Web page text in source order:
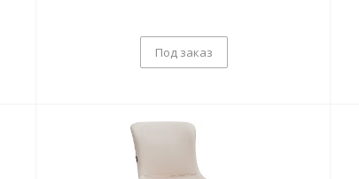
Под заказ